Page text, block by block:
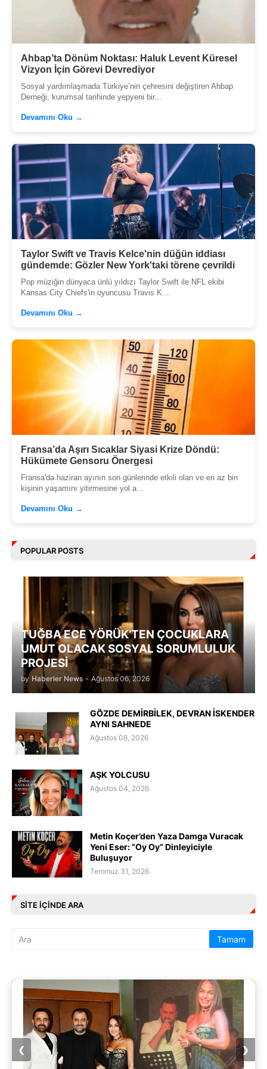
Ahbap’ta Dönüm Noktası: Haluk Levent Küresel
Vizyon İçin Görevi Devrediyor
Sosyal yardımlaşmada Türkiye’nin çehresini değiştiren Ahbap
Derneği, kurumsal tarihinde yepyeni bir...
Devamını Oku →
Taylor Swift ve Travis Kelce'nin düğün iddiası
gündemde: Gözler New York'taki törene çevrildi
Pop müziğin dünyaca ünlü yıldızı Taylor Swift ile NFL ekibi
Kansas City Chiefs'in oyuncusu Travis K...
Devamını Oku →
Fransa’da Aşırı Sıcaklar Siyasi Krize Döndü:
Hükümete Gensoru Önergesi
Fransa'da haziran ayının son günlerinde etkili olan ve en az bin
kişinin yaşamını yitirmesine yol a...
Devamını Oku →
POPULAR POSTS
TUĞBA ECE YÖRÜK’TEN ÇOCUKLARA
UMUT OLACAK SOSYAL SORUMLULUK
PROJESİ
by Haberler News - Ağustos 06, 2026
GÖZDE DEMİRBİLEK, DEVRAN İSKENDER
AYNI SAHNEDE
Ağustos 08, 2026
AŞK YOLCUSU
Ağustos 04, 2026
Metin Koçer’den Yaza Damga Vuracak
Yeni Eser: “Oy Oy” Dinleyiciyle
Buluşuyor
Temmuz 31, 2026
SITE IÇINDE ARA
❮ ❯